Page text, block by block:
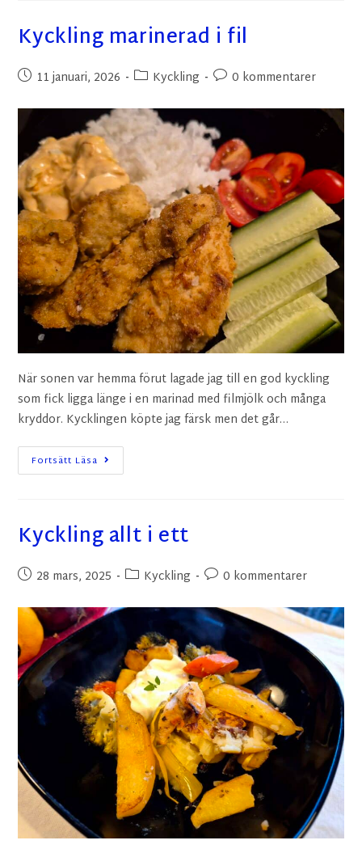
Kyckling marinerad i fil
11 januari, 2026 Kyckling 0 kommentarer
När sonen var hemma förut lagade jag till en god kyckling
som fick ligga länge i en marinad med filmjölk och många
kryddor. Kycklingen köpte jag färsk men det går…
Fortsätt Läsa
Kyckling allt i ett
28 mars, 2025 Kyckling 0 kommentarer